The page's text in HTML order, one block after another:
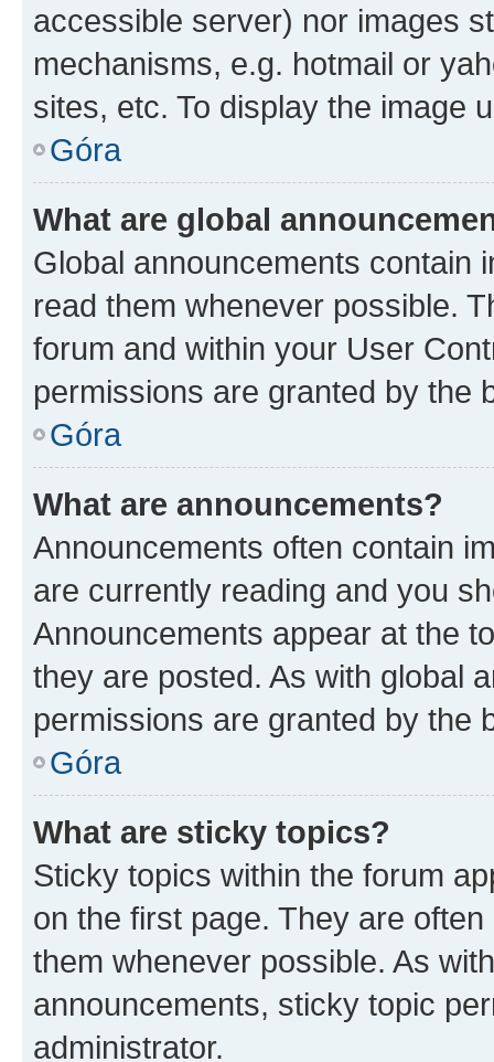
accessible server) nor images
mechanisms, e.g. hotmail or
sites, etc. To display the image
Góra
What are global
Global announcements contain
read them whenever possible.
forum and within your User
permissions are granted by the
Góra
What are announcements?
Announcements often contain
are currently reading and you
Announcements appear at the
they are posted. As with global
permissions are granted by the
Góra
What are sticky topics?
Sticky topics within the forum
on the first page. They are
them whenever possible. As
announcements, sticky topic
administrator.